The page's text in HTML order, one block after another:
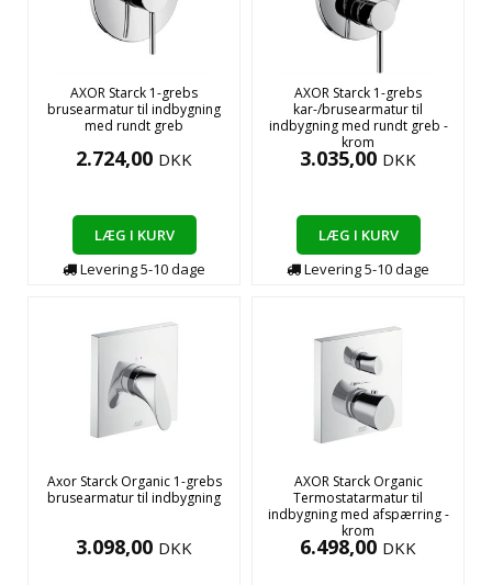
AXOR Starck 1-grebs
brusearmatur til indbygning
med rundt greb
2.724,00 DKK
LÆG I KURV
Levering5-10dage
AXOR Starck 1-grebs
kar-/brusearmatur til
indbygning med rundt greb -
krom
3.035,00 DKK
LÆG I KURV
Levering5-10dage
Axor Starck Organic 1-grebs
brusearmatur til indbygning
3.098,00 DKK
AXOR Starck Organic
Termostatarmatur til
indbygning med afspærring -
krom
6.498,00 DKK